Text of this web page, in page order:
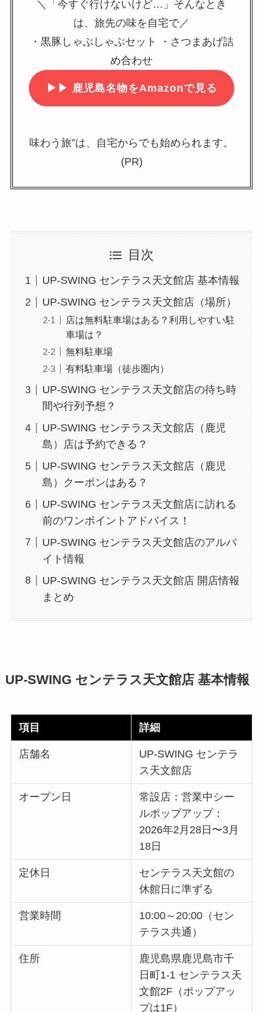
＼「今すぐ行けないけど…」そんなとき
は、旅先の味を自宅で／
・黒豚しゃぶしゃぶセット ・さつまあげ詰
め合わせ
▶▶ 鹿児島名物をAmazonで見る
味わう旅”は、自宅からでも始められます。
(PR)
目次
UP‑SWING センテラス天文館店 基本情報
UP‑SWING センテラス天文館店（場所）
店は無料駐車場はある？利用しやすい駐
車場は？
無料駐車場
有料駐車場（徒歩圏内）
UP‑SWING センテラス天文館店の待ち時
間や行列予想？
UP‑SWING センテラス天文館店（鹿児
島）店は予約できる？
UP‑SWING センテラス天文館店（鹿児
島）クーポンはある？
UP‑SWING センテラス天文館店に訪れる
前のワンポイントアドバイス！
UP‑SWING センテラス天文館店のアルバ
イト情報
UP‑SWING センテラス天文館店 開店情報
まとめ
UP‑SWING センテラス天文館店 基本情報
項目 詳細
店舗名
UP‑SWING センテラ
ス天文館店
オープン日
常設店：営業中シー
ルポップアップ：
2026年2月28日〜3月
18日
定休日
センテラス天文館の
休館日に準ずる
営業時間
10:00～20:00（セン
テラス共通）
住所
鹿児島県鹿児島市千
日町1‑1 センテラス天
文館2F（ポップアッ
プは1F）